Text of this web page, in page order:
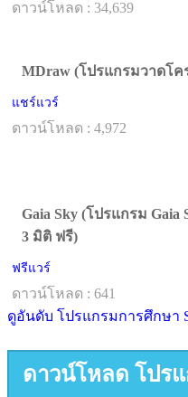
ดาวน์โหลด : 34,639
MDraw (โปรแกรมวาดโค
แชร์แวร์
ดาวน์โหลด : 4,972
Gaia Sky (โปรแกรม
3 มิติ ฟรี)
ฟรีแวร์
ดาวน์โหลด : 641
ดูอันดับ โปรแกรมการศึกษา
ดาวน์โหลด โปรแ